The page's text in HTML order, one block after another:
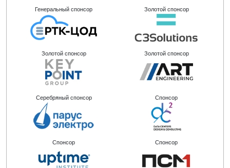
Генеральный спонсор Золотой спонсор
Золотой спонсор Золотой спонсор
Серебряный спонсор Спонсор
Спонсор Спонсор